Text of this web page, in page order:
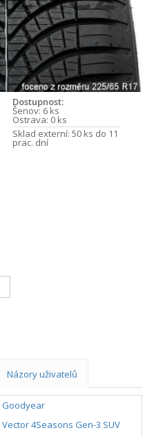
Dostupnost:
Šenov: 6 ks
Ostrava: 0 ks
Sklad externí: 50 ks do 11
prac. dní
Názory uživatelů
Goodyear
Vector 4Seasons Gen-3 SUV